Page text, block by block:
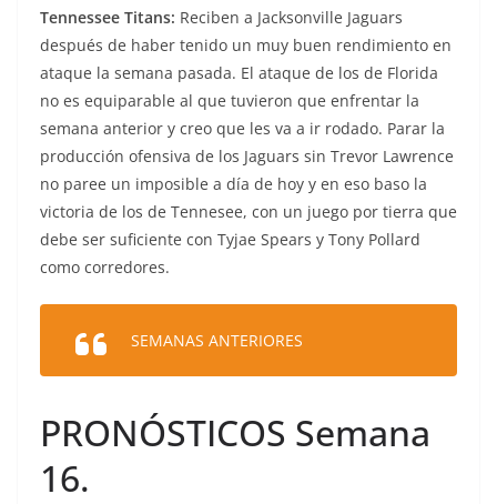
Tennessee Titans: Reciben a Jacksonville Jaguars
después de haber tenido un muy buen rendimiento en
ataque la semana pasada. El ataque de los de Florida
no es equiparable al que tuvieron que enfrentar la
semana anterior y creo que les va a ir rodado. Parar la
producción ofensiva de los Jaguars sin Trevor Lawrence
no paree un imposible a día de hoy y en eso baso la
victoria de los de Tennesee, con un juego por tierra que
debe ser suficiente con Tyjae Spears y Tony Pollard
como corredores.
SEMANAS ANTERIORES
PRONÓSTICOS Semana
16.